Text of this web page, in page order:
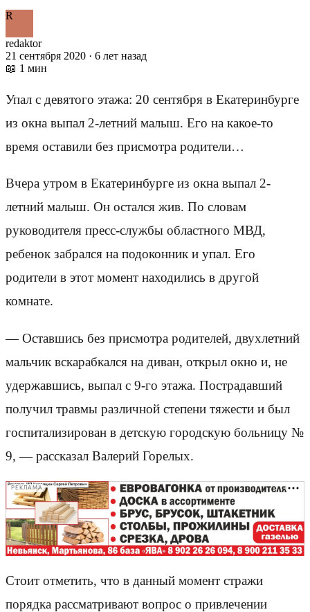
R
redaktor
21 сентября 2020 · 6 лет назад
📖 1 мин
Упал с девятого этажа: 20 сентября в Екатеринбурге
из окна выпал 2-летний малыш. Его на какое-то
время оставили без присмотра родители…
Вчера утром в Екатеринбурге из окна выпал 2-
летний малыш. Он остался жив. По словам
руководителя пресс-службы областного МВД,
ребенок забрался на подоконник и упал. Его
родители в этот момент находились в другой
комнате.
— Оставшись без присмотра родителей, двухлетний
мальчик вскарабкался на диван, открыл окно и, не
удержавшись, выпал с 9-го этажа. Пострадавший
получил травмы различной степени тяжести и был
госпитализирован в детскую городскую больницу №
9, — рассказал Валерий Горелых.
РЕКЛАМА
Стоит отметить, что в данный момент стражи
порядка рассматривают вопрос о привлечении